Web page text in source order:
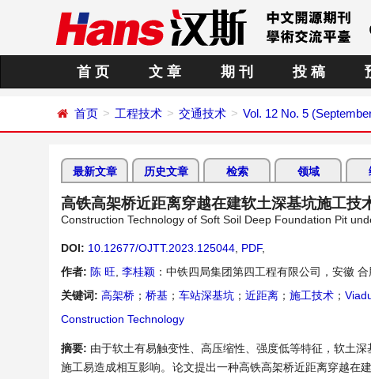
首 页 文 章 期 刊 投 稿
首页 工程技术 交通技术 Vol. 12 No. 5
最新文章 历史文章 检索 领域
高铁高架桥近距离穿越在建软土深基坑施工技
Construction Technology of Soft Soil Deep Foundation Pit
DOI: 10.12677/OJTT.2023.125044 PDF,
作者: 陈 旺 李桂颖 ：中铁四局集团第四工程有限公司，安徽 合
关键词: 高架桥 ； 桥基 ； 车站深基坑 ； 近距离 ； 施工技术 ；
Construction Technology
摘要: 由于软土有易触变性、高压缩性、强度低等特征，软土
施工易造成相互影响。论文提出一种高铁高架桥近距离穿越在